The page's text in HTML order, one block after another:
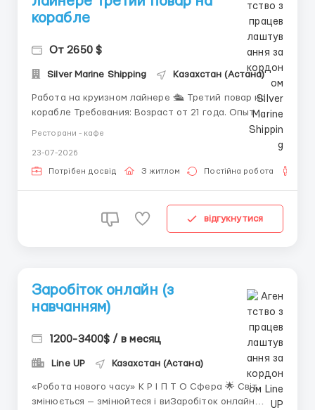
корабле
От 2650 $
Silver Marine Shipping Казахстан (Астана)
Работа на круизном лайнере 🛳️ Третий повар на
корабле Требования: Возраст от 21 года. Опыт
работы 2 года на схожей позиции на борту судна и/
предприятии питания с высоким объемом продаж.
Навыки владения ножом, глубокими знаниями в
Ресторани - кафе
23-07-2026
Потрібен досвід З житлом Постійна робота
відгукнутися
Заробіток онлайн (з
навчанням)
1200-3400$ / в месяц
Line UP Казахстан (Астана)
«Робота нового часу» К Р І П Т О Сфера 🌟 Світ
змінюється — змінюйтеся і виЗаробіток онлайн